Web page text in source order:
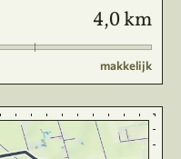
4,0 km
makkelijk